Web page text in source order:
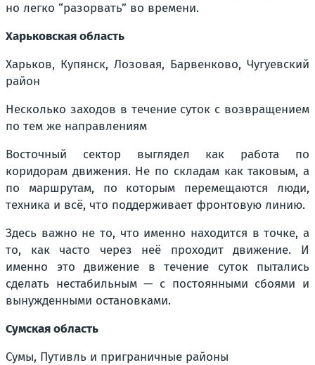
но легко “разорвать” во времени.
Харьковская область
Харьков, Купянск, Лозовая, Барвенково, Чугуевский
район
Несколько заходов в течение суток с возвращением
по тем же направлениям
Восточный сектор выглядел как работа по
коридорам движения. Не по складам как таковым, а
по маршрутам, по которым перемещаются люди,
техника и всё, что поддерживает фронтовую линию.
Здесь важно не то, что именно находится в точке, а
то, как часто через неё проходит движение. И
именно это движение в течение суток пытались
сделать нестабильным — с постоянными сбоями и
вынужденными остановками.
Сумская область
Сумы, Путивль и приграничные районы